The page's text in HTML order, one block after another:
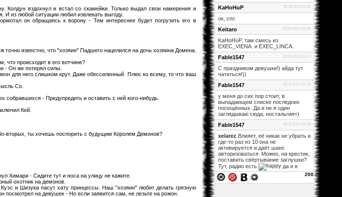
28.06.2014 11:00
KaHoHuP
ок, спс
28.06.2014 10:46
Keitaro
KaHoHuP, там смесь из
EXEC_VIENA. и EXEC_LINCA.
08.03.2014 21:47
Fable1547
С праздником девушки!) айда тут
чатиться!))
06.11.2013 10:19
Fable1547
у меня до сих пор стоит, в
выпадающем списке последних
посещённых. Да и не я один
заглядываю сюда, ностальгия=)
06.11.2013 10:18
Fable1547
xelarez Влияет, её никак не убрать и
где-то раз из 10 она не
активируется и даёт шанс
авторизоваться. Можно, на крестик,
поставить свёртывание заглушки?
Тут, радио есть
да и в
фф...
06.11.2013 02:22
xelarez
200
Колдун вздохнул и встал со скамейки. Только выдал свои намерения и
И из любой ситуации любил извлекать выгоду.
он обращаясь к ворону - Тем интереснее будет погрузить его в
точно известно, что "хозяин" Падшего нацелился на дочь хозяина Домена.
что происходит в его вотчине?
- Он же потерял силы.
для него слишком крут. Даже обессиленный. Плюс ко всему, то что ваш
Со.
- Предупредить и оставить с ней кого-нибудь.
Кей.
вторых, ты хочешь поспорить с будущим Королем Демонов?
Химари - Сидите тут и носа на улицу не кажите.
охотник на демонов.
и Шизука пасут хату принцессы. Наш "хозяин" любит делать грязную
на девушек - Но если заявится сам, не лезьте на рожон.